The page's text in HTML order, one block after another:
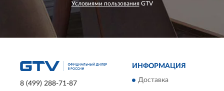
Условиями пользованияGTV
8 (499) 288-71-87
ИНФОРМАЦИЯ
Доставка